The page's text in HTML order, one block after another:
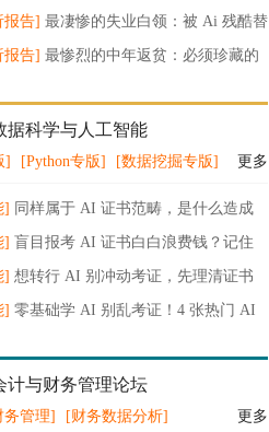
：智能时代女性自性绽放的文明演化
报告] 最凄惨的失业白领：被 Ai 残酷替
自救职业攻略-94页高精PPT
报告] 最惨烈的中年返贫：必须珍藏的
据科学与人工智能
] [Python专版] [数据挖掘专版] 更多
] 同样属于 AI 证书范畴，是什么造成
可度的巨大差距？
] 盲目报考 AI 证书白白浪费钱？记住
依据
] 想转行 AI 别冲动考证，先理清证书
] 零基础学 AI 别乱考证！4 张热门 AI
计与财务管理论坛
务管理] [财务数据分析] 更多